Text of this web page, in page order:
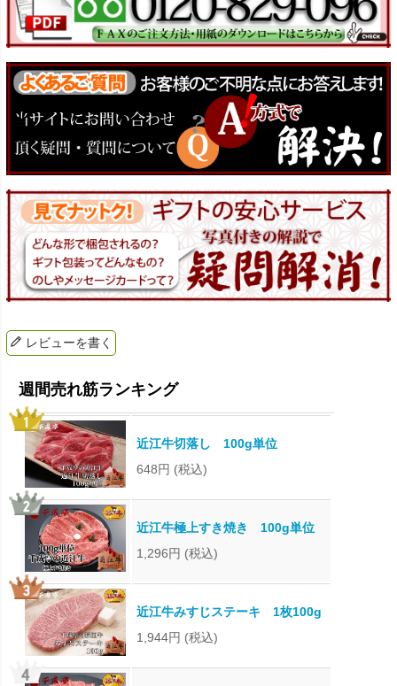
レビューを書く
近江牛切落し 100g単位
648円 (税込)
近江牛極上すき焼き 100g単位
1,296円 (税込)
近江牛みすじステーキ 1枚100g
1,944円 (税込)